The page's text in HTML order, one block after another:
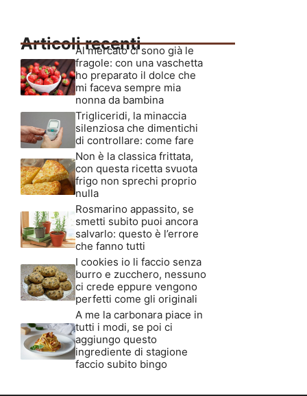
Articoli recenti
Al mercato ci sono già le
fragole: con una vaschetta
ho preparato il dolce che
mi faceva sempre mia
nonna da bambina
Trigliceridi, la minaccia
silenziosa che dimentichi
di controllare: come fare
Non è la classica frittata,
con questa ricetta svuota
frigo non sprechi proprio
nulla
Rosmarino appassito, se
smetti subito puoi ancora
salvarlo: questo è l’errore
che fanno tutti
I cookies io li faccio senza
burro e zucchero, nessuno
ci crede eppure vengono
perfetti come gli originali
A me la carbonara piace in
tutti i modi, se poi ci
aggiungo questo
ingrediente di stagione
faccio subito bingo